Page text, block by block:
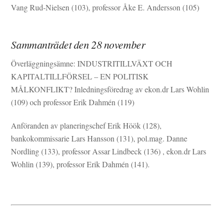
Vang Rud-Nielsen (103), professor Åke E. Andersson (105)
Sammanträdet den 28 november
Överläggningsämne: INDUSTRITILLVÄXT OCH
KAPITALTILLFÖRSEL – EN POLITISK
MÅLKONFLIKT? Inledningsföredrag av ekon.dr Lars Wohlin
(109) och professor Erik Dahmén (119)
Anföranden av planeringschef Erik Höök (128),
bankokommissarie Lars Hansson (131), pol.mag. Danne
Nordling (133), professor Assar Lindbeck (136) , ekon.dr Lars
Wohlin (139), professor Erik Dahmén (141).